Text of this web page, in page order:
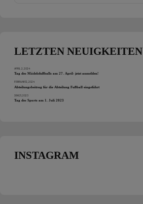
LETZTEN NEUIGKEITEN
APRIL 2, 2024
Tag des Mädelsfußballs am 27. April- jetzt anmelden!
FEBRUAR 12, 2024
Abteilungsbeitrag für die Abteilung Fußball eingeführt
JUNI 21, 2023
Tag des Sports am 1. Juli 2023
INSTAGRAM